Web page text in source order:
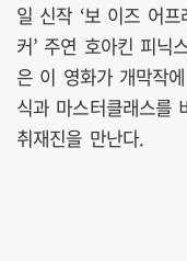
일 신작 ‘보 이즈 어프
커’ 주연 호아킨 피닉
은 이 영화가 개막작
식과 마스터클래스를
취재진을 만난다.